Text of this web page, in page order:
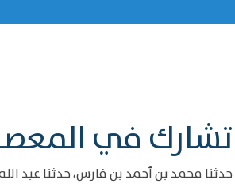
تشارك في
حدثنا محمد بن أحمد بن فارس، حدثنا عبد